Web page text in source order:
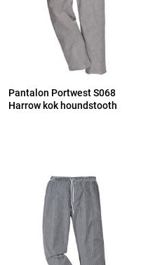
Pantalon Portwest S068
Harrow kok houndstooth